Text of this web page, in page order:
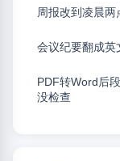
周报改到凌晨
会议纪要翻成英
PDF转Word后
没检查